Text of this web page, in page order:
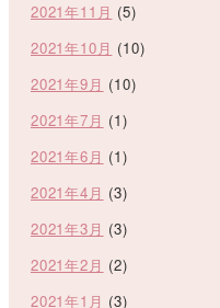
2021年11月 (5)
2021年10月 (10)
2021年9月 (10)
2021年7月 (1)
2021年6月 (1)
2021年4月 (3)
2021年3月 (3)
2021年2月 (2)
2021年1月 (3)